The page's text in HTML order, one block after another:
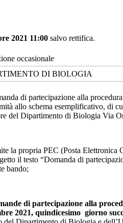
2021 11:00 salvo rettifica.
occasionale
DI BIOLOGIA
di partecipazione alla
allo schema esemplificativo, di
del Dipartimento di Biologia Via
la propria PEC (Posta Elettronica
il testo “Domanda di
bando;
di partecipazione alla
2021, quindicesimo giorno